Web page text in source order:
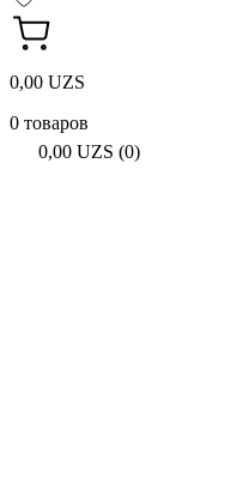
0,00 UZS
0 товаров
0,00 UZS (0)